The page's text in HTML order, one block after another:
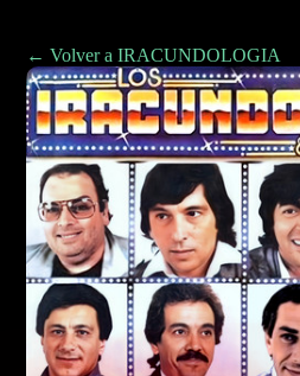
← Volver a IRACUNDOLOGIA